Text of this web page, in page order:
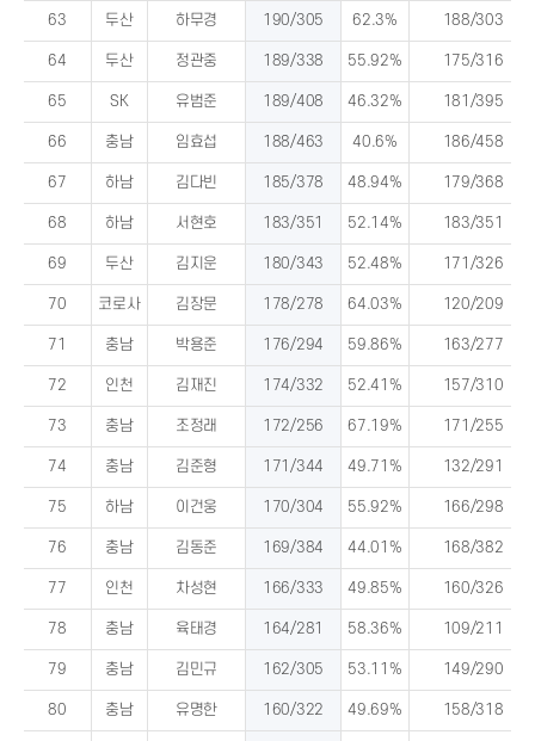
63 두산 하무경 190/305 62.3% 188/303
64 두산 정관중 189/338 55.92% 175/316
65 SK 유범준 189/408 46.32% 181/395
66 충남 임효섭 188/463 40.6% 186/458
67 하남 김다빈 185/378 48.94% 179/368
68 하남 서현호 183/351 52.14% 183/351
69 두산 김지운 180/343 52.48% 171/326
70 코로사 김장문 178/278 64.03% 120/209
71 충남 박용준 176/294 59.86% 163/277
72 인천 김재진 174/332 52.41% 157/310
73 충남 조정래 172/256 67.19% 171/255
74 충남 김준형 171/344 49.71% 132/291
75 하남 이건웅 170/304 55.92% 166/298
76 충남 김동준 169/384 44.01% 168/382
77 인천 차성현 166/333 49.85% 160/326
78 충남 육태경 164/281 58.36% 109/211
79 충남 김민규 162/305 53.11% 149/290
80 충남 유명한 160/322 49.69% 158/318